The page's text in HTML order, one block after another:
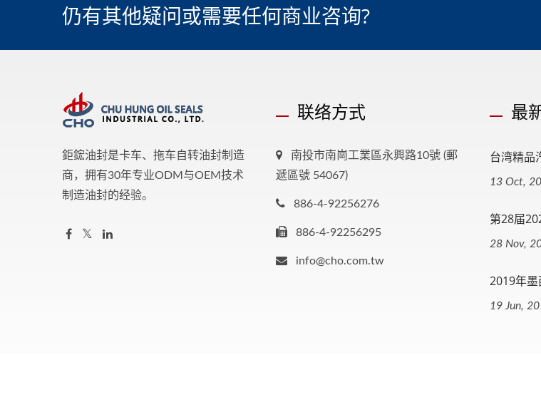
仍有其他疑问或需要任何商业咨询?
鉅鋐油封是卡车、拖车自转油封制造
商，拥有30年专业ODM与OEM技术
制造油封的经验。
联络方式
南投市南崗工業區永興路10號 (郵
遞區號 54067)
886-4-92256276
886-4-92256295
info@cho.com.tw
最
台湾精品
13 Oct,
第28届
28 Nov,
2019年
19 Jun,